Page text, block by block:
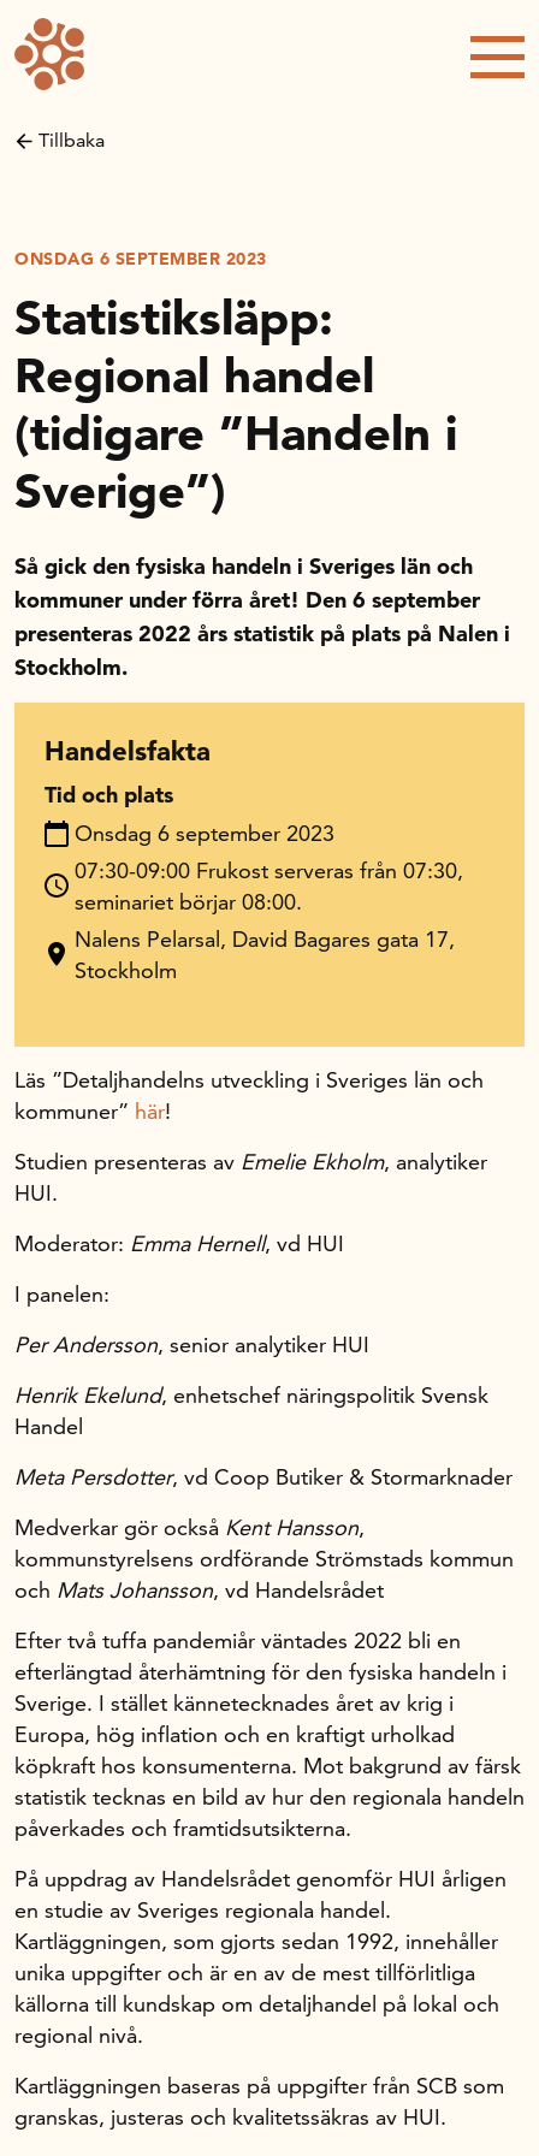
Forskning och utveckling
Kompetens och omställning
Kalender
Om oss
Handelsfakta.se
In English
Tillbaka
ONSDAG 6 SEPTEMBER 2023
Statistiksläpp:
Regional handel
(tidigare ”Handeln i
Sverige”)
Så gick den fysiska handeln i Sveriges län och
kommuner under förra året! Den 6 september
presenteras 2022 års statistik på plats på Nalen i
Stockholm.
Handelsfakta
Tid och plats
Onsdag 6 september 2023
07:30-09:00 Frukost serveras från 07:30,
seminariet börjar 08:00.
Nalens Pelarsal, David Bagares gata 17,
Stockholm
Läs ”Detaljhandelns utveckling i Sveriges län och
kommuner” här!
Studien presenteras av Emelie Ekholm, analytiker
HUI.
Moderator: Emma Hernell, vd HUI
I panelen:
Per Andersson, senior analytiker HUI
Henrik Ekelund, enhetschef näringspolitik Svensk
Handel
Meta Persdotter, vd Coop Butiker & Stormarknader
Medverkar gör också Kent Hansson,
kommunstyrelsens ordförande Strömstads kommun
och Mats Johansson, vd Handelsrådet
Efter två tuffa pandemiår väntades 2022 bli en
efterlängtad återhämtning för den fysiska handeln i
Sverige. I stället kännetecknades året av krig i
Europa, hög inflation och en kraftigt urholkad
köpkraft hos konsumenterna. Mot bakgrund av färsk
statistik tecknas en bild av hur den regionala handeln
påverkades och framtidsutsikterna.
På uppdrag av Handelsrådet genomför HUI årligen
en studie av Sveriges regionala handel.
Kartläggningen, som gjorts sedan 1992, innehåller
unika uppgifter och är en av de mest tillförlitliga
källorna till kundskap om detaljhandel på lokal och
regional nivå.
Kartläggningen baseras på uppgifter från SCB som
granskas, justeras och kvalitetssäkras av HUI.